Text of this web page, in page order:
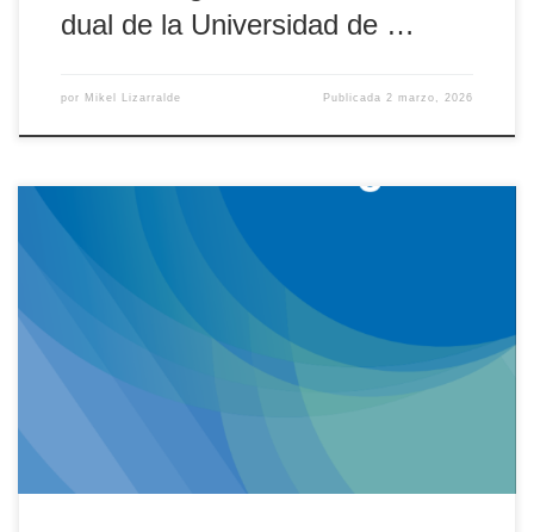
dual de la Universidad de …
por Mikel Lizarralde Publicada2 marzo, 2026
En el documento que encontrarás más abajo podrás ver cuáles
han sido los principales hitos de la Formación Dual Universitaria en
la Universidad de Deusto durante el año 2025. Aquí puedes ver la
Memoria de 2025 en euskera (PDF). MIKEL LIZARRALDE ·
COlaborador en la Unidad Dual.